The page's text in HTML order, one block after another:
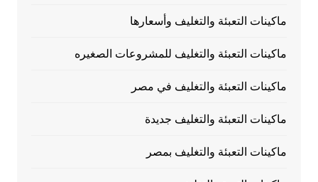
ماكينات التعبئة والتغليف وأسعارها
ماكينات التعبئة والتغليف للمشروعات الصغيره
ماكينات التعبئة والتغليف في مصر
ماكينات التعبئة والتغليف جديدة
ماكينات التعبئة والتغليف بمصر